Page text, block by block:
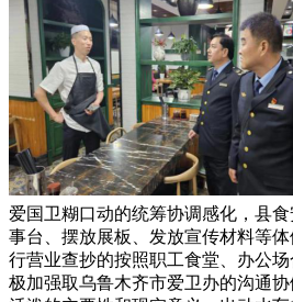
爱国卫糊口动的统筹协调感化，县
事台、摆放展板、发放宣传材料等
行营业查抄的按照职工食堂、办公
极加强取乌鲁木齐市爱卫办的沟通